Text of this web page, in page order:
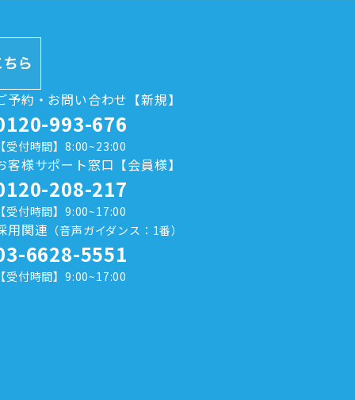
予約・お問い合わせ【新規】
993-676
【受付時間】8:00~23:00
客様サポート窓口【会員様】
208-217
【受付時間】9:00~17:00
用関連 （音声ガイダンス：1番）
6628-5551
【受付時間】9:00~17:00